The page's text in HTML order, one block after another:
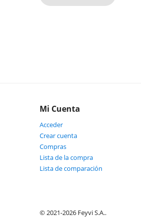
Mi Cuenta
Acceder
Crear cuenta
Compras
Lista de la compra
Lista de comparación
© 2021-2026 Feyvi S.A..